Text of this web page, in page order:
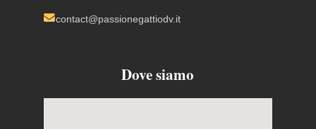
contact@passionegattiodv.it
Dove siamo